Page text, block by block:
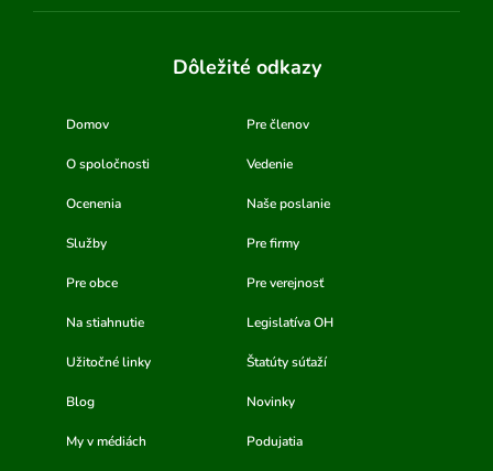
Dôležité odkazy
Domov Pre členov
O spoločnosti Vedenie
Ocenenia Naše poslanie
Služby Pre firmy
Pre obce Pre verejnosť
Na stiahnutie Legislatíva OH
Užitočné linky Štatúty súťaží
Blog Novinky
My v médiách Podujatia